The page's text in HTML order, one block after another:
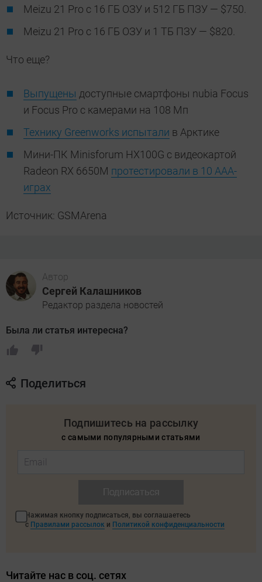
Meizu 21 Pro с 16 ГБ ОЗУ и 512 ГБ ПЗУ — $750.
Meizu 21 Pro с 16 ГБ ОЗУ и 1 ТБ ПЗУ — $820.
Что еще?
Выпущены доступные смартфоны nubia Focus
и Focus Pro с камерами на 108 Мп
Технику Greenworks испытали в Арктике
Мини-ПК Minisforum HX100G с видеокартой
Radeon RX 6650M протестировали в 10 ААА-
играх
Источник: GSMArena
Автор
Сергей Калашников
Редактор раздела новостей
Была ли статья интересна?
Поделиться
Подпишитесь на рассылку
с самыми популярными статьями
Нажимая кнопку подписаться, вы соглашаетесь
с Правилами рассылок и Политикой конфиденциальности
Читайте нас в соц. сетях